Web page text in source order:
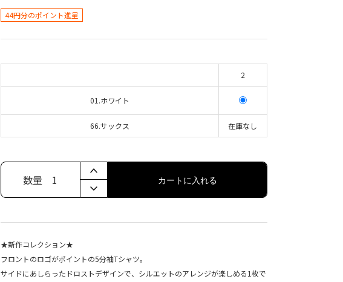
44円分のポイント進呈
2
01.ホワイト
66.サックス 在庫なし
数量 1 カートに入れる
★新作コレクション★
フロントのロゴがポイントの5分袖Tシャツ。
サイドにあしらったドロストデザインで、シルエットのアレンジが楽しめる1枚で